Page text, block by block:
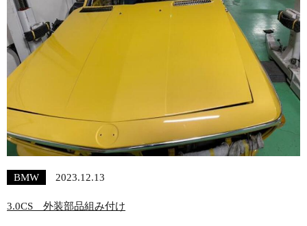
BMW 2023.12.13
3.0CS 外装部品組み付け